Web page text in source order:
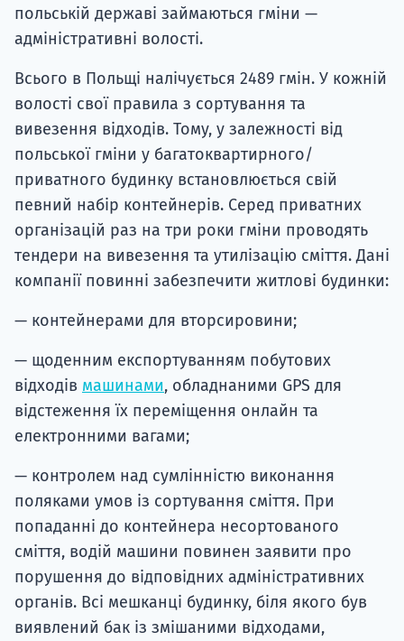
польській державі займаються гміни —
адміністративні волості.
Всього в Польщі налічується 2489 гмін. У кожній
волості свої правила з сортування та
вивезення відходів. Тому, у залежності від
польської гміни у багатоквартирного/
приватного будинку встановлюється свій
певний набір контейнерів. Серед приватних
організацій раз на три роки гміни проводять
тендери на вивезення та утилізацію сміття. Дані
компанії повинні забезпечити житлові будинки:
— контейнерами для вторсировини;
— щоденним експортуванням побутових
відходів машинами, обладнаними GPS для
відстеження їх переміщення онлайн та
електронними вагами;
— контролем над сумлінністю виконання
поляками умов із сортування сміття. При
попаданні до контейнера несортованого
сміття, водій машини повинен заявити про
порушення до відповідних адміністративних
органів. Всі мешканці будинку, біля якого був
виявлений бак із змішаними відходами,